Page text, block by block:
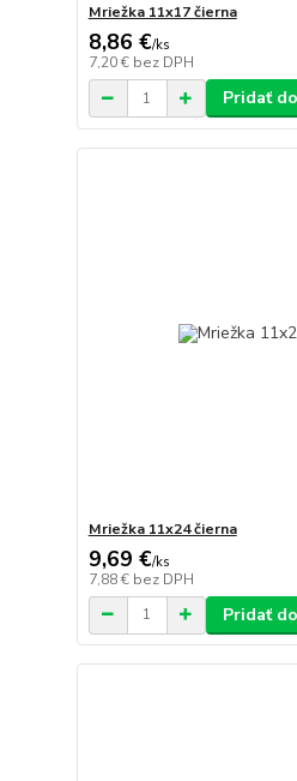
Mriežka 11x17 čierna
8,86 €/ks
7,20 € bez DPH
Pridať
Mriežka 11x24 čierna
9,69 €/ks
7,88 € bez DPH
Pridať